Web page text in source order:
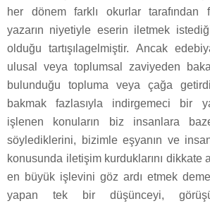
her dönem farklı okurlar tarafından
yazarın niyetiyle eserin iletmek
olduğu tartışılagelmiştir. Ancak
ulusal veya toplumsal zaviyeden
bulunduğu topluma veya çağa
bakmak fazlasıyla indirgemeci bir
işlenen konuların biz insanlara
söylediklerini, bizimle eşyanın ve
konusunda iletişim kurduklarını dikkate
en büyük işlevini göz ardı etmek
yapan tek bir düşünceyi,